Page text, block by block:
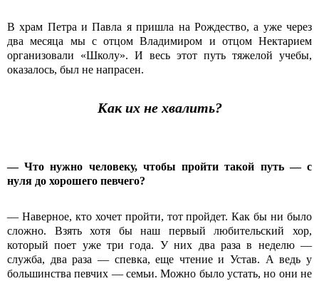
В храм Петра и Павла я пришла на Рождество, а уже через
два месяца мы с отцом Владимиром и отцом Нектарием
организовали «Школу». И весь этот путь тяжелой учебы,
оказалось, был не напрасен.
Как их не хвалить?
— Что нужно человеку, чтобы пройти такой путь — с
нуля до хорошего певчего?
— Наверное, кто хочет пройти, тот пройдет. Как бы ни было
сложно. Взять хотя бы наш первый любительский хор,
который поет уже три года. У них два раза в неделю —
служба, два раза — спевка, еще чтение и Устав. А ведь у
большинства певчих — семьи. Можно было устать, но они не